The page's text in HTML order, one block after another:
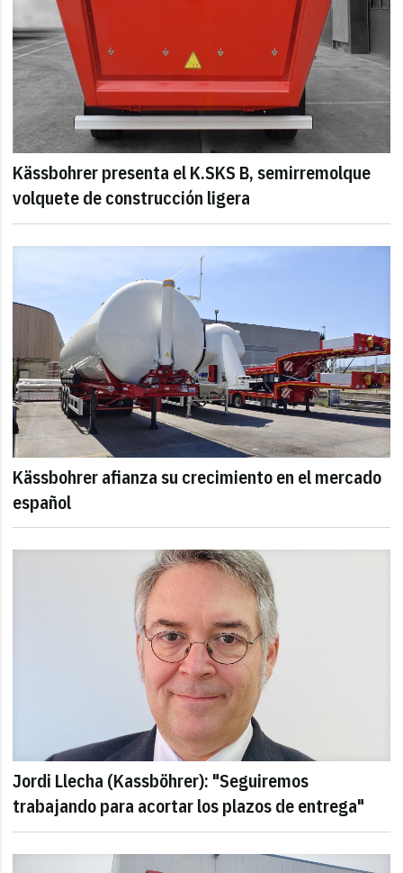
Kässbohrer presenta el K.SKS B, semirremolque
volquete de construcción ligera
Kässbohrer afianza su crecimiento en el mercado
español
Jordi Llecha (Kassböhrer): "Seguiremos
trabajando para acortar los plazos de entrega"